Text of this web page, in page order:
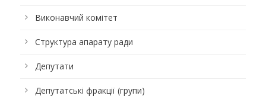
Виконавчий комітет
Структура апарату ради
Депутати
Депутатські фракції (групи)